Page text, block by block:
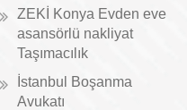
ZEKİ Konya Evden eve
asansörlü nakliyat
Taşımacılık
İstanbul Boşanma
Avukatı